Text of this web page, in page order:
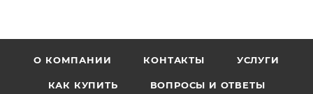
О КОМПАНИИ КОНТАКТЫ УСЛУГИ
КАК КУПИТЬ ВОПРОСЫ И ОТВЕТЫ